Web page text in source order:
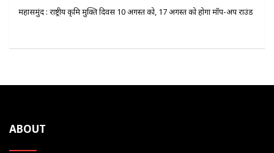
महासमुंद : राष्ट्रीय कृमि मुक्ति दिवस 10 अगस्त को, 17 अगस्त को होगा मॉप-अप राउंड
ABOUT